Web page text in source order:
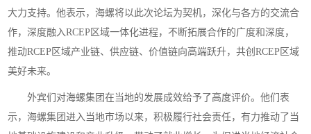
大力支持。他表示，海螺将以此次论坛为契机，深化与各方的交流合
作，深度融入RCEP区域一体化进程，不断拓展合作的广度和深度，
推动RCEP区域产业链、供应链、价值链向高端跃升，共创RCEP区域
美好未来。
外宾们对海螺集团在当地的发展成效给予了高度评价。他们表
示，海螺集团进入当地市场以来，积极履行社会责任，有力推动了当